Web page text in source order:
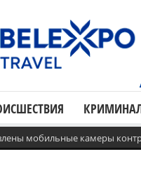
мобильные камеры